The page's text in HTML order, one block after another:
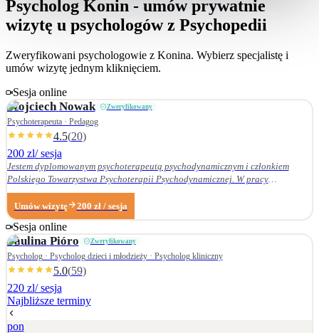
Psycholog Konin - umów prywatnie
wizytę u psychologów z Psychopedii
Zweryfikowani psychologowie z Konina. Wybierz specjalistę i
umów wizytę jednym kliknięciem.
Sesja online
Wojciech Nowak Zweryfikowany
Psychoterapeuta · Pedagog
4.5(20)
200 zl/ sesja
Jestem dyplomowanym psychoterapeutą psychodynamicznym i członkiem
Polskiego Towarzystwa Psychoterapii Psychodynamicznej. W pracy
terapeutycznej wnikliwie słucham pacjenta i podążam za jego narracją. Moje
zainteresowania zawodowe obejmują przede wszystkim: • psychoterapię
zaburzeń osobowości, • zaburzenia nerwicowe i lękowe, • problematykę relacji
małżeńskich i rodzinnych. Nie zajmuję się terapią uzależnień. Ukończyłem
Wydział Nauk Pedagogicznych Dolnośląskiej Szkoły Wyższej we Wrocławiu —
w 2007 r. studia licencjackie (pedagogika rodzinna), a w 2009 r. magisterskie
(resocjalizacja). W 2016 r. ukończyłem czteroletnie szkolenie z psychoterapii
psychodynamicznej w Krakowskim Centrum Psychodynamicznym, a w styczniu
2020 r. uzyskałem dyplom psychoterapeuty psychodynamicznego. Od
ukończenia szkoły psychoterapii regularnie uczestniczę w konferencjach
Umów wizytę 200 zł / sesja
Sesja online
Paulina Pióro Zweryfikowany
Psycholog · Psycholog dzieci i młodzieży · Psycholog kliniczny
5.0(59)
220 zl/ sesja
Najbliższe terminy
pon